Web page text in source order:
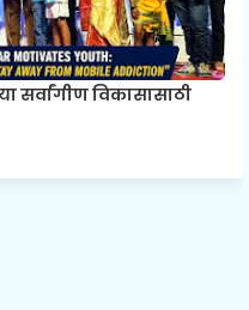
सर्वांगीण विकासासाठी